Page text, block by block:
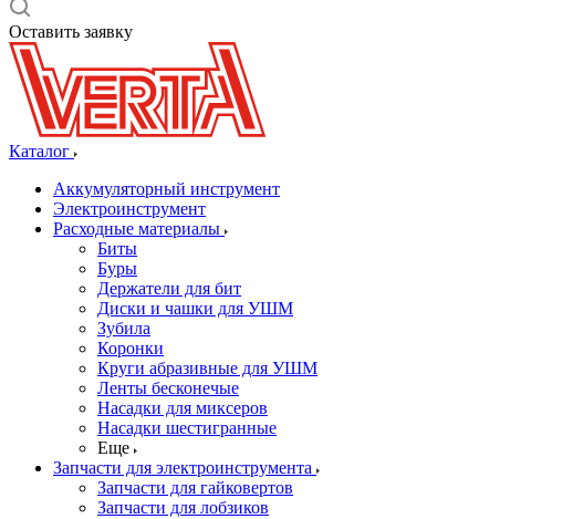
Оставить заявку
Каталог
Аккумуляторный инструмент
Электроинструмент
Расходные материалы
Биты
Буры
Держатели для бит
Диски и чашки для УШМ
Зубила
Коронки
Круги абразивные для УШМ
Ленты бесконечые
Насадки для миксеров
Насадки шестигранные
Еще
Запчасти для электроинструмента
Запчасти для гайковертов
Запчасти для лобзиков